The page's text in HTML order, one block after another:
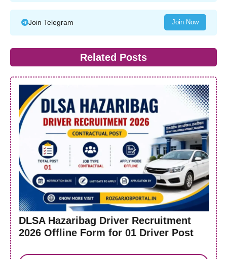
Join Telegram Join Now
Related Posts
DLSA Hazaribag Driver Recruitment
2026 Offline Form for 01 Driver Post